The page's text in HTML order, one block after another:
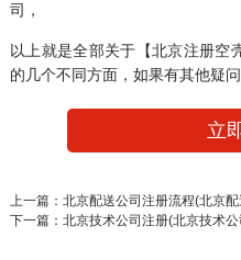
司，
以上就是全部关于【北京注册空
的几个不同方面，如果有其他疑问
立
上一篇： 北京配送公司注册流程(北京
下一篇： 北京技术公司注册(北京技术